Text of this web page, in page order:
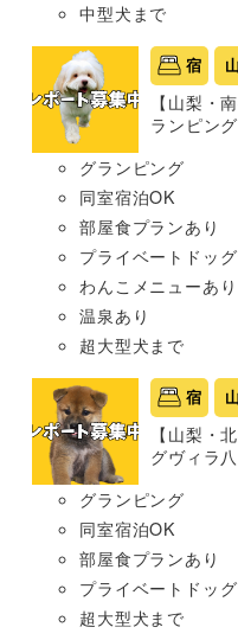
中型犬まで
宿
【山梨・
ランピン
グランピング
同室宿泊OK
部屋食プランあり
プライベートドッ
わんこメニューあり
温泉あり
超大型犬まで
宿
【山梨・
グヴィラ八
グランピング
同室宿泊OK
部屋食プランあり
プライベートドッ
超大型犬まで